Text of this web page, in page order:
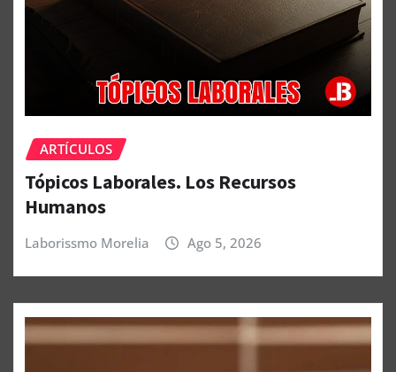
ARTÍCULOS
Tópicos Laborales. Los Recursos
Humanos
Laborissmo Morelia Ago 5, 2026